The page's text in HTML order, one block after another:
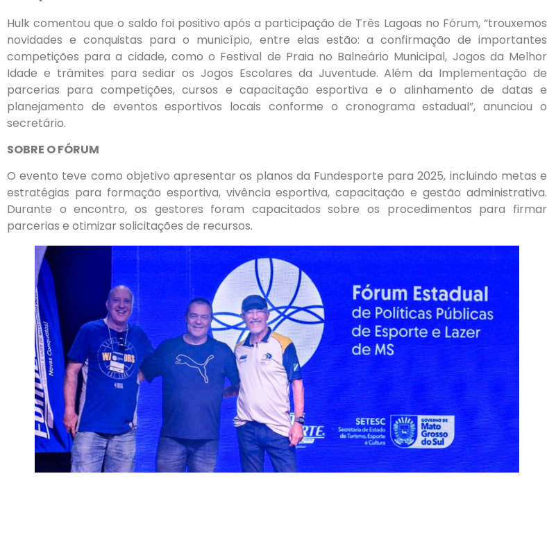
Hulk comentou que o saldo foi positivo após a participação de Três Lagoas no Fórum, “trouxemos
novidades e conquistas para o município, entre elas estão: a confirmação de importantes
competições para a cidade, como o Festival de Praia no Balneário Municipal, Jogos da Melhor
Idade e trâmites para sediar os Jogos Escolares da Juventude. Além da Implementação de
parcerias para competições, cursos e capacitação esportiva e o alinhamento de datas e
planejamento de eventos esportivos locais conforme o cronograma estadual”, anunciou o
secretário.
SOBRE O FÓRUM
O evento teve como objetivo apresentar os planos da Fundesporte para 2025, incluindo metas e
estratégias para formação esportiva, vivência esportiva, capacitação e gestão administrativa.
Durante o encontro, os gestores foram capacitados sobre os procedimentos para firmar
parcerias e otimizar solicitações de recursos.